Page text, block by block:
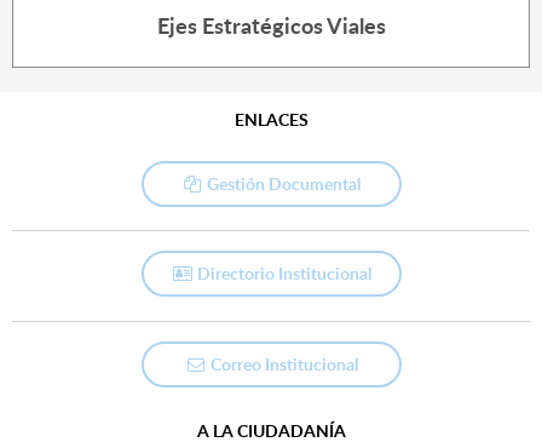
Ejes Estratégicos Viales
ENLACES
Gestión Documental
Directorio Institucional
Correo Institucional
A LA CIUDADANÍA